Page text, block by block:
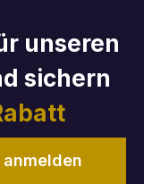
unseren
sichern